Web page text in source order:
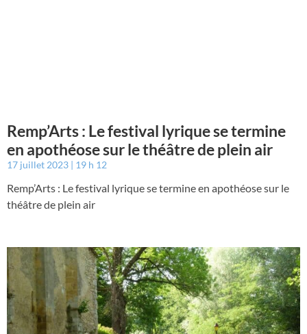
Remp’Arts : Le festival lyrique se termine
en apothéose sur le théâtre de plein air
17 juillet 2023 19 h 12
Remp’Arts : Le festival lyrique se termine en apothéose sur le
théâtre de plein air